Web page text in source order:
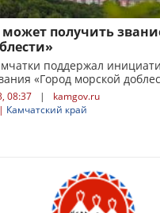
получить
поддержал
«Город морской
08:37 |
kamgov.ru
| Камчатский край